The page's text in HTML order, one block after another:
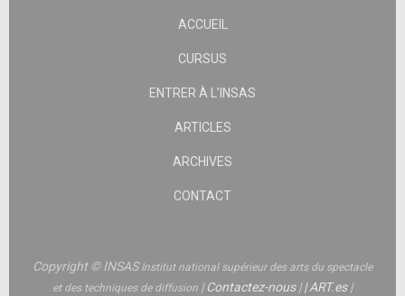
ACCUEIL
CURSUS
ENTRER À L’INSAS
ARTICLES
ARCHIVES
CONTACT
Copyright © INSASInstitut national supérieur des arts du spectacle
et des techniques de diffusion |Contactez-nous||ART.es|